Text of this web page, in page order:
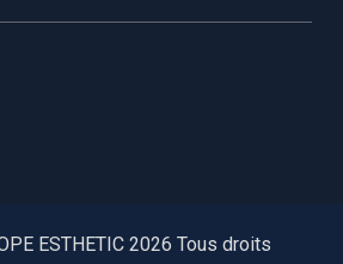
ESTHETIC 2026 Tous droits